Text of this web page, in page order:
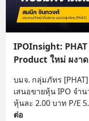
IPOInsight:
Product ใหม่ ผงา
บมจ. กลุ่มภัทร
เสนอขายหุ้น IPO จำ
หุ้นละ 2.00 บาท P/E
ต่อ